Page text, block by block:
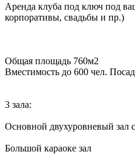
Аренда клуба под ключ под
корпоративы, свадьбы и пр.)
Общая площадь 760м2
Вместимость до 600 чел.
3 зала:
Основной двухуровневый зал
Большой караоке зал